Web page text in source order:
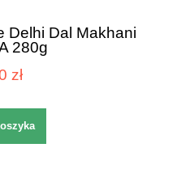
Delhi Dal Makhani
280g
zł